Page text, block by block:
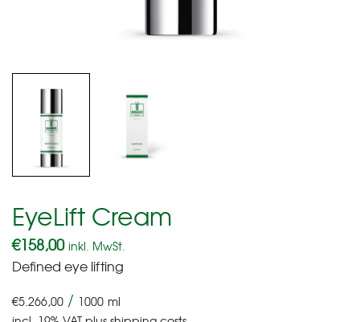
EyeLift Cream
€158,00 inkl. MwSt.
Defined eye lifting
€5.266,00 / 1000 ml